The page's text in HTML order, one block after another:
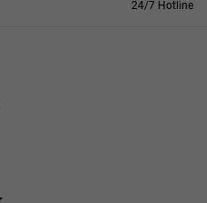
24/7 Hotline